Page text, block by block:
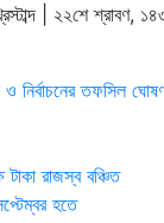
| ২২শে শ্রাবণ,
নির্বাচনের তফসিল
টাকা রাজস্ব বঞ্চিত
হতে